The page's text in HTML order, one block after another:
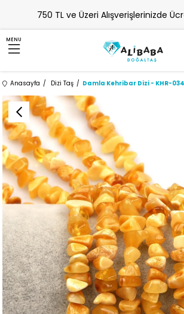
750 TL ve Üzeri Alışverişlerinizde
MENU
Anasayfa Dizi Taş Damla Kehribar Dizi - KHR-